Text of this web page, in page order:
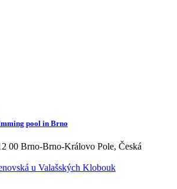
pool in Brno
00 Brno-Brno-Královo Pole, Česká